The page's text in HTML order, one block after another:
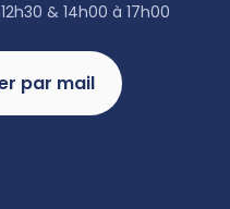
& 14h00 à 17h00
par mail